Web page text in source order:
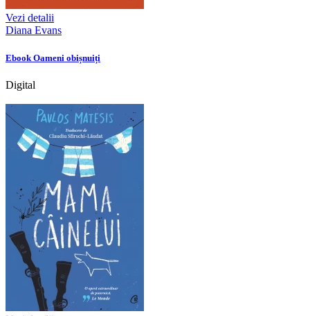
Vezi detalii
Diana Evans
Ebook Oameni obișnuiți
Digital